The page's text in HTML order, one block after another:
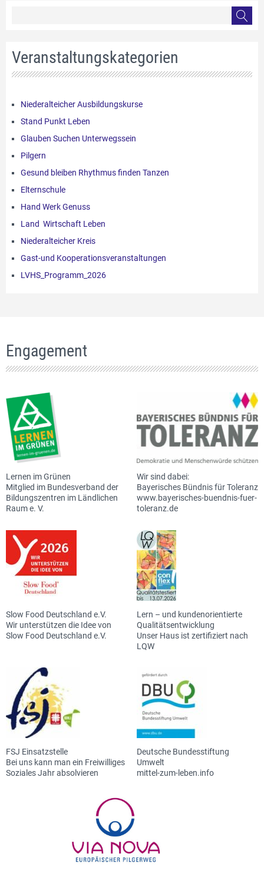
Veranstaltungskategorien
Niederalteicher Ausbildungskurse
Stand Punkt Leben
Glauben Suchen Unterwegssein
Pilgern
Gesund bleiben Rhythmus finden Tanzen
Elternschule
Hand Werk Genuss
Land Wirtschaft Leben
Niederalteicher Kreis
Gast-und Kooperationsveranstaltungen
LVHS_Programm_2026
Engagement
Lernen im Grünen
Mitglied im Bundesverband der
Bildungszentren im Ländlichen
Raum e. V.
Wir sind dabei:
Bayerisches Bündnis für Toleranz
www.bayerisches-buendnis-fuer-
toleranz.de
Slow Food Deutschland e.V.
Wir unterstützen die Idee von
Slow Food Deutschland e.V.
Lern – und kundenorientierte
Qualitätsentwicklung
Unser Haus ist zertifiziert nach
LQW
FSJ Einsatzstelle
Bei uns kann man ein Freiwilliges
Soziales Jahr absolvieren
Deutsche Bundesstiftung
Umwelt
mittel-zum-leben.info